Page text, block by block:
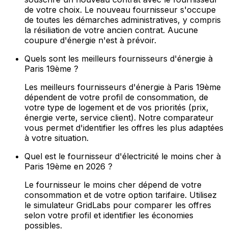
de votre choix. Le nouveau fournisseur s'occupe
de toutes les démarches administratives, y compris
la résiliation de votre ancien contrat. Aucune
coupure d'énergie n'est à prévoir.
Quels sont les meilleurs fournisseurs d'énergie à
Paris 19ème ?
Les meilleurs fournisseurs d'énergie à Paris 19ème
dépendent de votre profil de consommation, de
votre type de logement et de vos priorités (prix,
énergie verte, service client). Notre comparateur
vous permet d'identifier les offres les plus adaptées
à votre situation.
Quel est le fournisseur d'électricité le moins cher à
Paris 19ème en 2026 ?
Le fournisseur le moins cher dépend de votre
consommation et de votre option tarifaire. Utilisez
le simulateur GridLabs pour comparer les offres
selon votre profil et identifier les économies
possibles.